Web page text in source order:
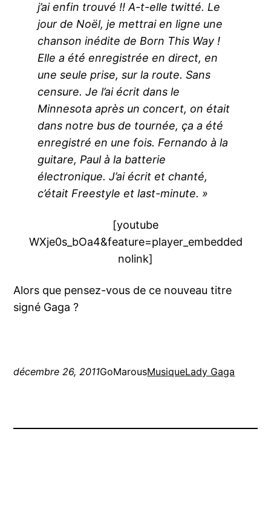
j’ai enfin trouvé !! A-t-elle twitté. Le
jour de Noël, je mettrai en ligne une
chanson inédite de Born This Way !
Elle a été enregistrée en direct, en
une seule prise, sur la route. Sans
censure. Je l’ai écrit dans le
Minnesota après un concert, on était
dans notre bus de tournée, ça a été
enregistré en une fois. Fernando à la
guitare, Paul à la batterie
électronique. J’ai écrit et chanté,
c’était Freestyle et last-minute. »
[youtube
WXje0s_bOa4&feature=player_embedded
nolink]
Alors que pensez-vous de ce nouveau titre
signé Gaga ?
décembre 26, 2011GoMarousMusiqueLady Gaga